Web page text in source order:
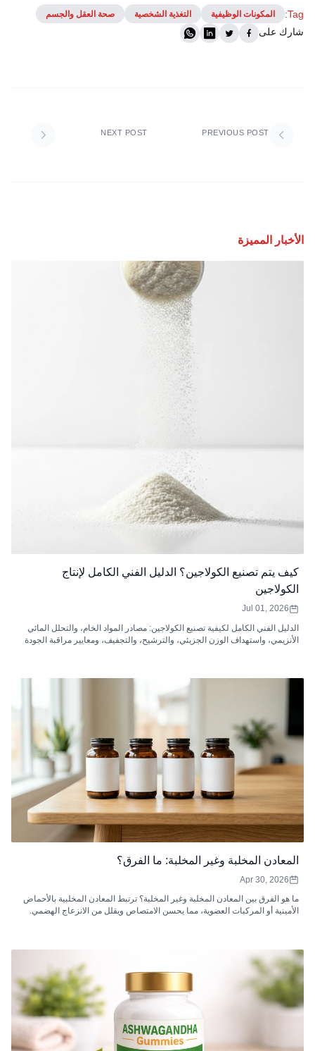
Tag: المكونات الوظيفية التغذية الشخصية صحة العقل والجسم
شارك على
PREVIOUS POST
NEXT POST
الأخبار المميزة
كيف يتم تصنيع الكولاجين؟ الدليل الفني الكامل لإنتاج
الكولاجين
Jul 01, 2026
الدليل الفني الكامل لكيفية تصنيع الكولاجين: مصادر المواد الخام، والتحلل المائي
الأنزيمي، واستهداف الوزن الجزيئي، والترشيح، والتجفيف، ومعايير مراقبة الجودة
المعادن المخلبة وغير المخلبة: ما الفرق؟
Apr 30, 2026
ما هو الفرق بين المعادن المخلبة وغير المخلبة؟ ترتبط المعادن المخلبية بالأحماض
الأمينية أو المركبات العضوية، مما يحسن الامتصاص ويقلل من الانزعاج الهضمي.